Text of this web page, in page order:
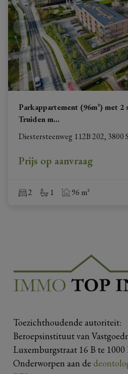
Parkappartement (96m²) met
Truiden m...
Diestersteenweg 112B 202, 3800
Prijs op aanvraag
2 1 96 m²
Toezichthoudende autoriteit:
Beroepsinstituut van
Luxemburgstraat 16 B te 1000
Onderworpen aan de